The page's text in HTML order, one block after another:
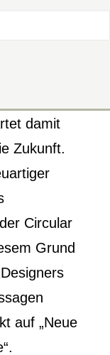
damit
Zukunft.
Circular
Grund
auf „Neue